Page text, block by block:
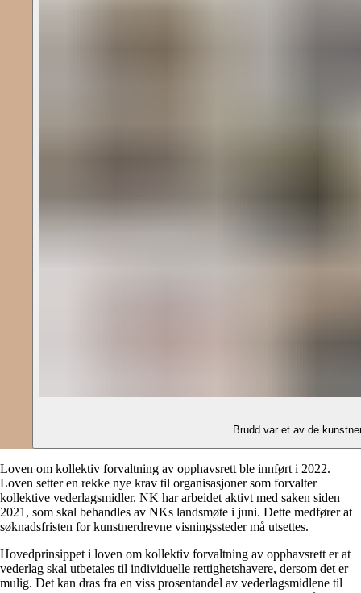
Loven om kollektiv forvaltning av opphavsrett ble innført i 2022.
Loven setter en rekke nye krav til organisasjoner som forvalter
kollektive vederlagsmidler. NK har arbeidet aktivt med saken siden
2021, som skal behandles av NKs landsmøte i juni. Dette medfører at
søknadsfristen for kunstnerdrevne visningssteder må utsettes.
Hovedprinsippet i loven om kollektiv forvaltning av opphavsrett er at
vederlag skal utbetales til individuelle rettighetshavere, dersom det er
mulig. Det kan dras fra en viss prosentandel av vederlagsmidlene til